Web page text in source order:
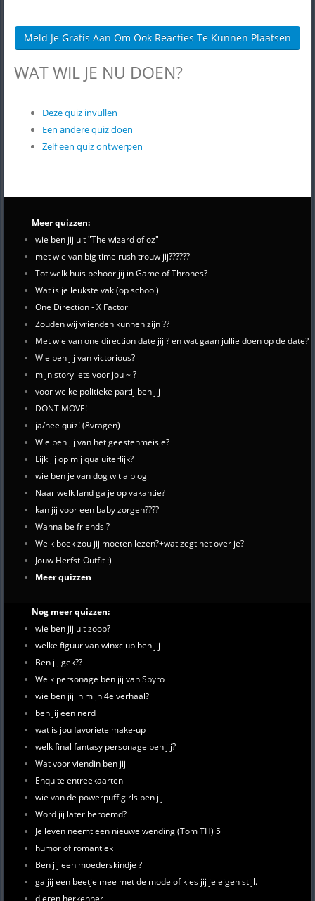
Meld Je Gratis Aan Om Ook Reacties Te Kunnen Plaatsen
WAT WIL JE NU DOEN?
Deze quiz invullen
Een andere quiz doen
Zelf een quiz ontwerpen
Meer quizzen:
wie ben jij uit "The wizard of oz"
met wie van big time rush trouw jij??????
Tot welk huis behoor jij in Game of Thrones?
Wat is je leukste vak (op school)
One Direction - X Factor
Zouden wij vrienden kunnen zijn ??
Met wie van one direction date jij ? en wat gaan jullie doen op de date?
Wie ben jij van victorious?
mijn story iets voor jou ~ ?
voor welke politieke partij ben jij
DONT MOVE!
ja/nee quiz! (8vragen)
Wie ben jij van het geestenmeisje?
Lijk jij op mij qua uiterlijk?
wie ben je van dog wit a blog
Naar welk land ga je op vakantie?
kan jij voor een baby zorgen????
Wanna be friends ?
Welk boek zou jij moeten lezen?+wat zegt het over je?
Jouw Herfst-Outfit :)
Meer quizzen
Nog meer quizzen:
wie ben jij uit zoop?
welke figuur van winxclub ben jij
Ben jij gek??
Welk personage ben jij van Spyro
wie ben jij in mijn 4e verhaal?
ben jij een nerd
wat is jou favoriete make-up
welk final fantasy personage ben jij?
Wat voor viendin ben jij
Enquite entreekaarten
wie van de powerpuff girls ben jij
Word jij later beroemd?
Je leven neemt een nieuwe wending (Tom TH) 5
humor of romantiek
Ben jij een moederskindje ?
ga jij een beetje mee met de mode of kies jij je eigen stijl.
dieren herkenner